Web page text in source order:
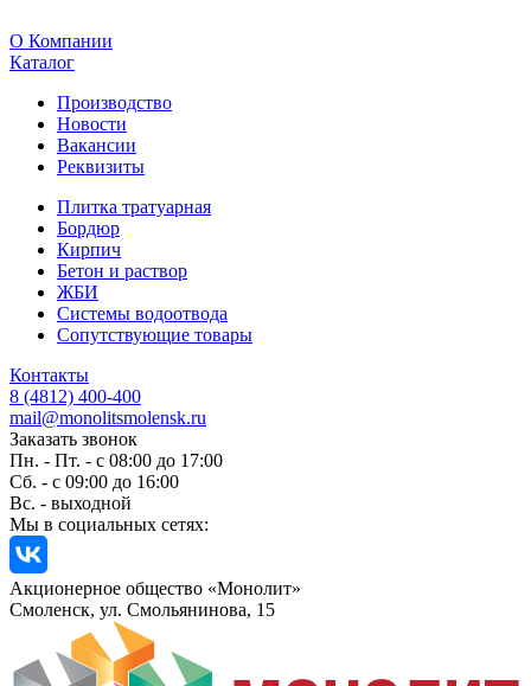
O Компании
Каталог
Производство
Новости
Вакансии
Реквизиты
Плитка тратуарная
Бордюр
Кирпич
Бетон и раствор
ЖБИ
Системы водоотвода
Сопутствующие товары
Контакты
8 (4812) 400-400
mail@monolitsmolensk.ru
Заказать звонок
Пн. - Пт. - с 08:00 до 17:00
Сб. - с 09:00 до 16:00
Вс. - выходной
Мы в социальных сетях:
Акционерное общество «Монолит»
Смоленск, ул. Смольянинова, 15